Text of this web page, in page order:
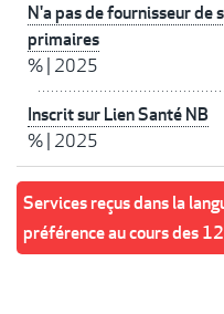
N'a pas de fournisseur de
primaires
% 2025
Inscrit sur Lien Santé NB
% 2025
Services reçus dans la
préférence au cours des